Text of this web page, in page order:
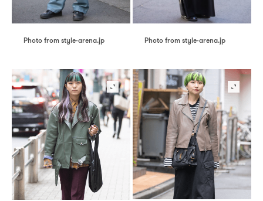
Photo from style-arena.jp Photo from style-arena.jp